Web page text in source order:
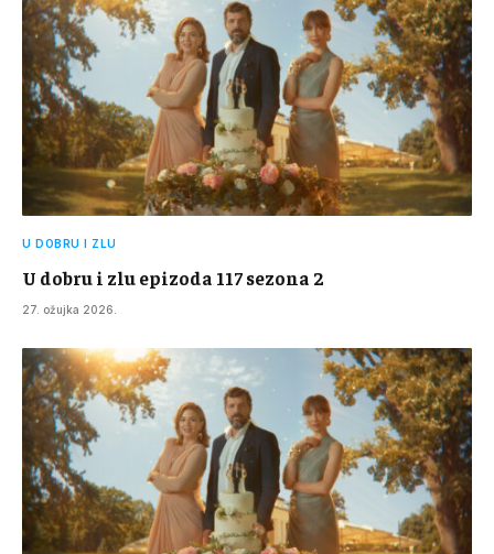
U DOBRU I ZLU
U dobru i zlu epizoda 117 sezona 2
27. ožujka 2026.